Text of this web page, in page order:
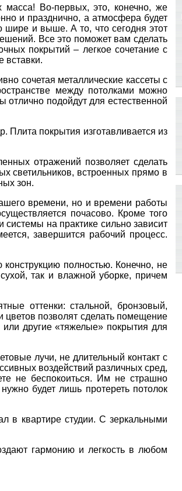
Во-первых, это, конечно, же
и празднично, а атмосфера будет
шире и выше. А то, что сегодня этот
Все это поможет вам сделать
покрытий – легкое сочетание с
вставки.
сочетая металлические кассеты с
между потолками можно
подойдут для естественной
Плита покрытия изготавливается из
отражений позволяет сделать
светильников, встроенных прямо в
зон.
времени, но и времени работы
почасово. Кроме того
на практике сильно зависит
завершится рабочий процесс.
полностью. Конечно, не
так и влажной уборке, причем
оттенки: стальной, бронзовый,
позволят сделать помещение
другие «тяжелые» покрытия для
лучи, не длительный контакт с
воздействий различных сред,
не беспокоиться. Им не страшно
будет лишь протереть потолок
в квартире студии. С зеркальными
гармонию и легкость в любом